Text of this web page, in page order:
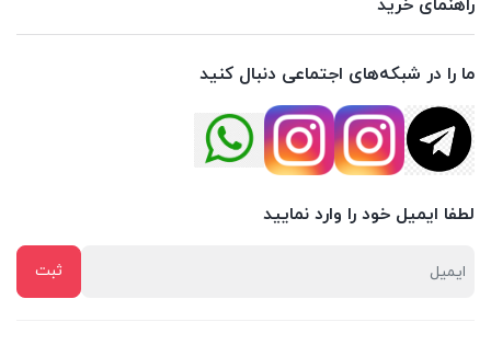
راهنمای خرید
ما را در شبکه‌های اجتماعی دنبال کنید
لطفا ایمیل خود را وارد نمایید